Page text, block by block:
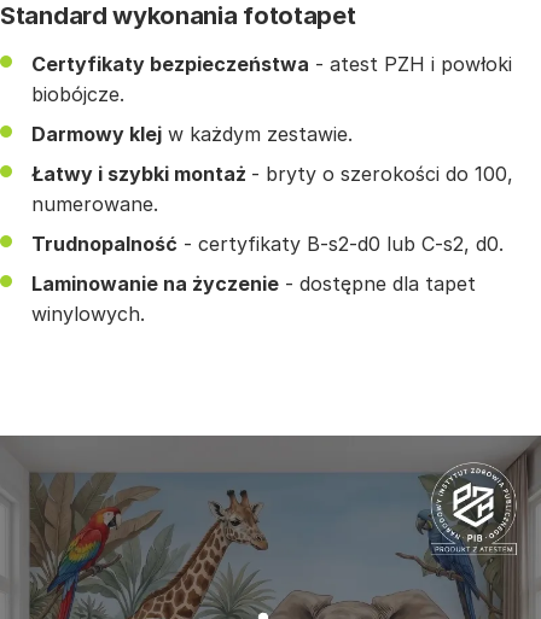
Standard wykonania fototapet
Certyfikaty bezpieczeństwa - atest PZH i powłoki
biobójcze.
Darmowy klej w każdym zestawie.
Łatwy i szybki montaż - bryty o szerokości do 100,
numerowane.
Trudnopalność - certyfikaty B-s2-d0 lub C-s2, d0.
Laminowanie na życzenie - dostępne dla tapet
winylowych.